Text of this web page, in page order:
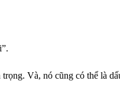
Và, nó cũng có thể là